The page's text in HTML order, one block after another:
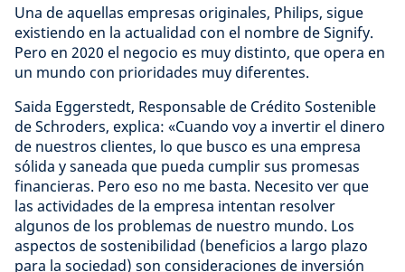
Una de aquellas empresas originales, Philips, sigue
existiendo en la actualidad con el nombre de Signify.
Pero en 2020 el negocio es muy distinto, que opera en
un mundo con prioridades muy diferentes.
Saida Eggerstedt, Responsable de Crédito Sostenible
de Schroders, explica: «Cuando voy a invertir el dinero
de nuestros clientes, lo que busco es una empresa
sólida y saneada que pueda cumplir sus promesas
financieras. Pero eso no me basta. Necesito ver que
las actividades de la empresa intentan resolver
algunos de los problemas de nuestro mundo. Los
aspectos de sostenibilidad (beneficios a largo plazo
para la sociedad) son consideraciones de inversión